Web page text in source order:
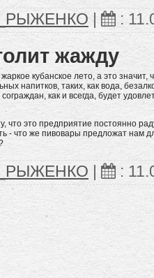
| :
жажду
кубанское лето, а это значит,
напитков, таких, как вода,
как и всегда, будет
что это предприятие постоянно
- что же пивовары предложат нам
: